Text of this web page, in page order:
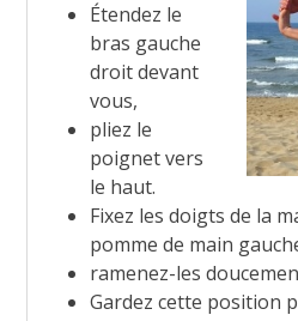
Étendez le
bras gauche
droit devant
vous,
pliez le
poignet vers
le haut.
Fixez les doigts de la
pomme de main
ramenez-les
Gardez cette position